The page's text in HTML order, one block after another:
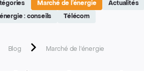
Marché de l’énergie Actualités
: conseils Télécom
Blog Marché de l’énergie